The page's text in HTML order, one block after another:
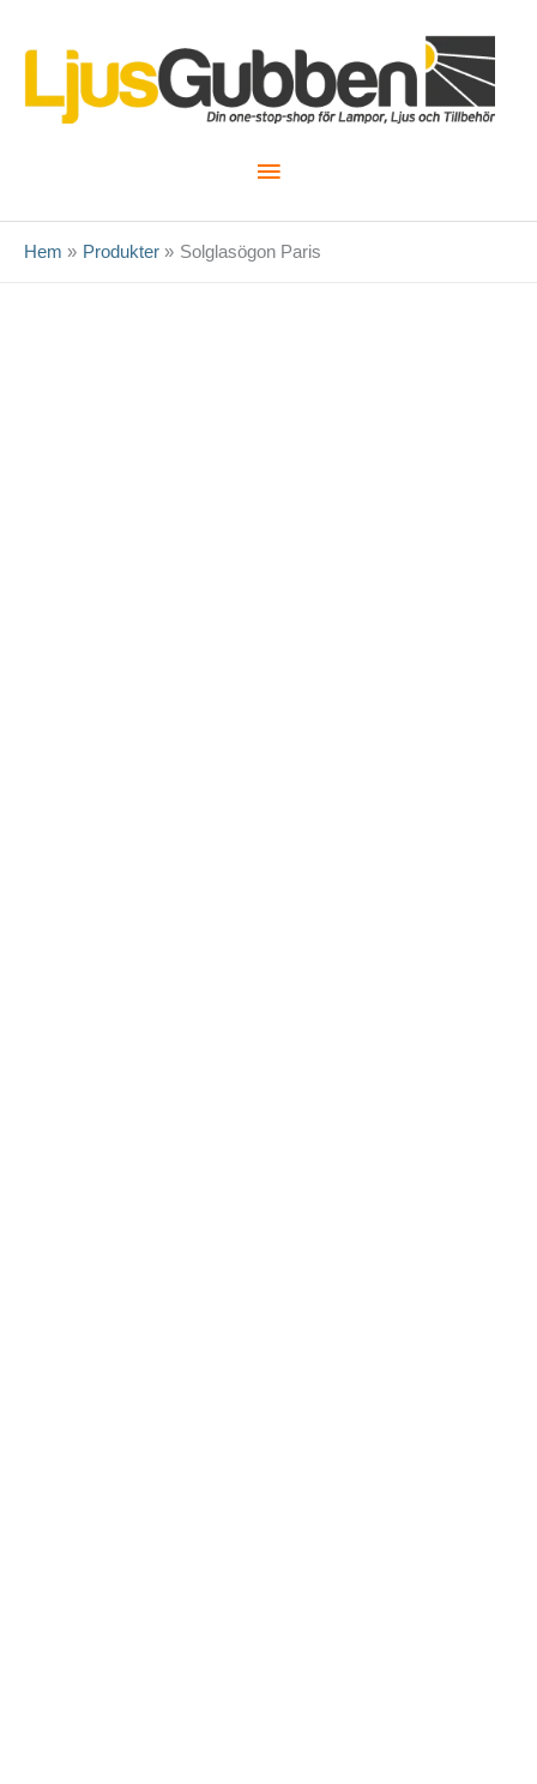
Huvudmeny
Hem Produkter Solglasögon Paris